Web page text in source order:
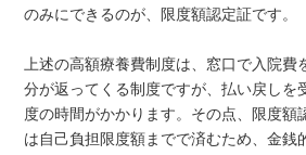
のみにできるのが、限度額認定証です。
上述の高額療養費制度は、窓口で入院費
分が返ってくる制度ですが、払い戻しを
度の時間がかかります。その点、限度額
は自己負担限度額までで済むため、金銭